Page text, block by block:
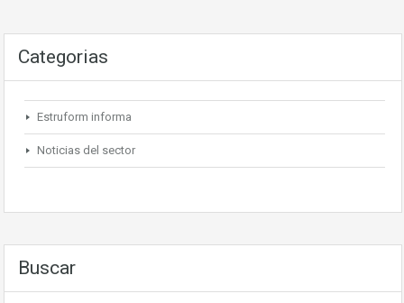
Categorias
Estruform informa
Noticias del sector
Buscar